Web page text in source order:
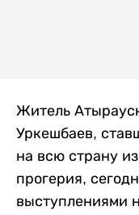
Житель
Уркешбаев,
на всю страну
прогерия,
выступлениями